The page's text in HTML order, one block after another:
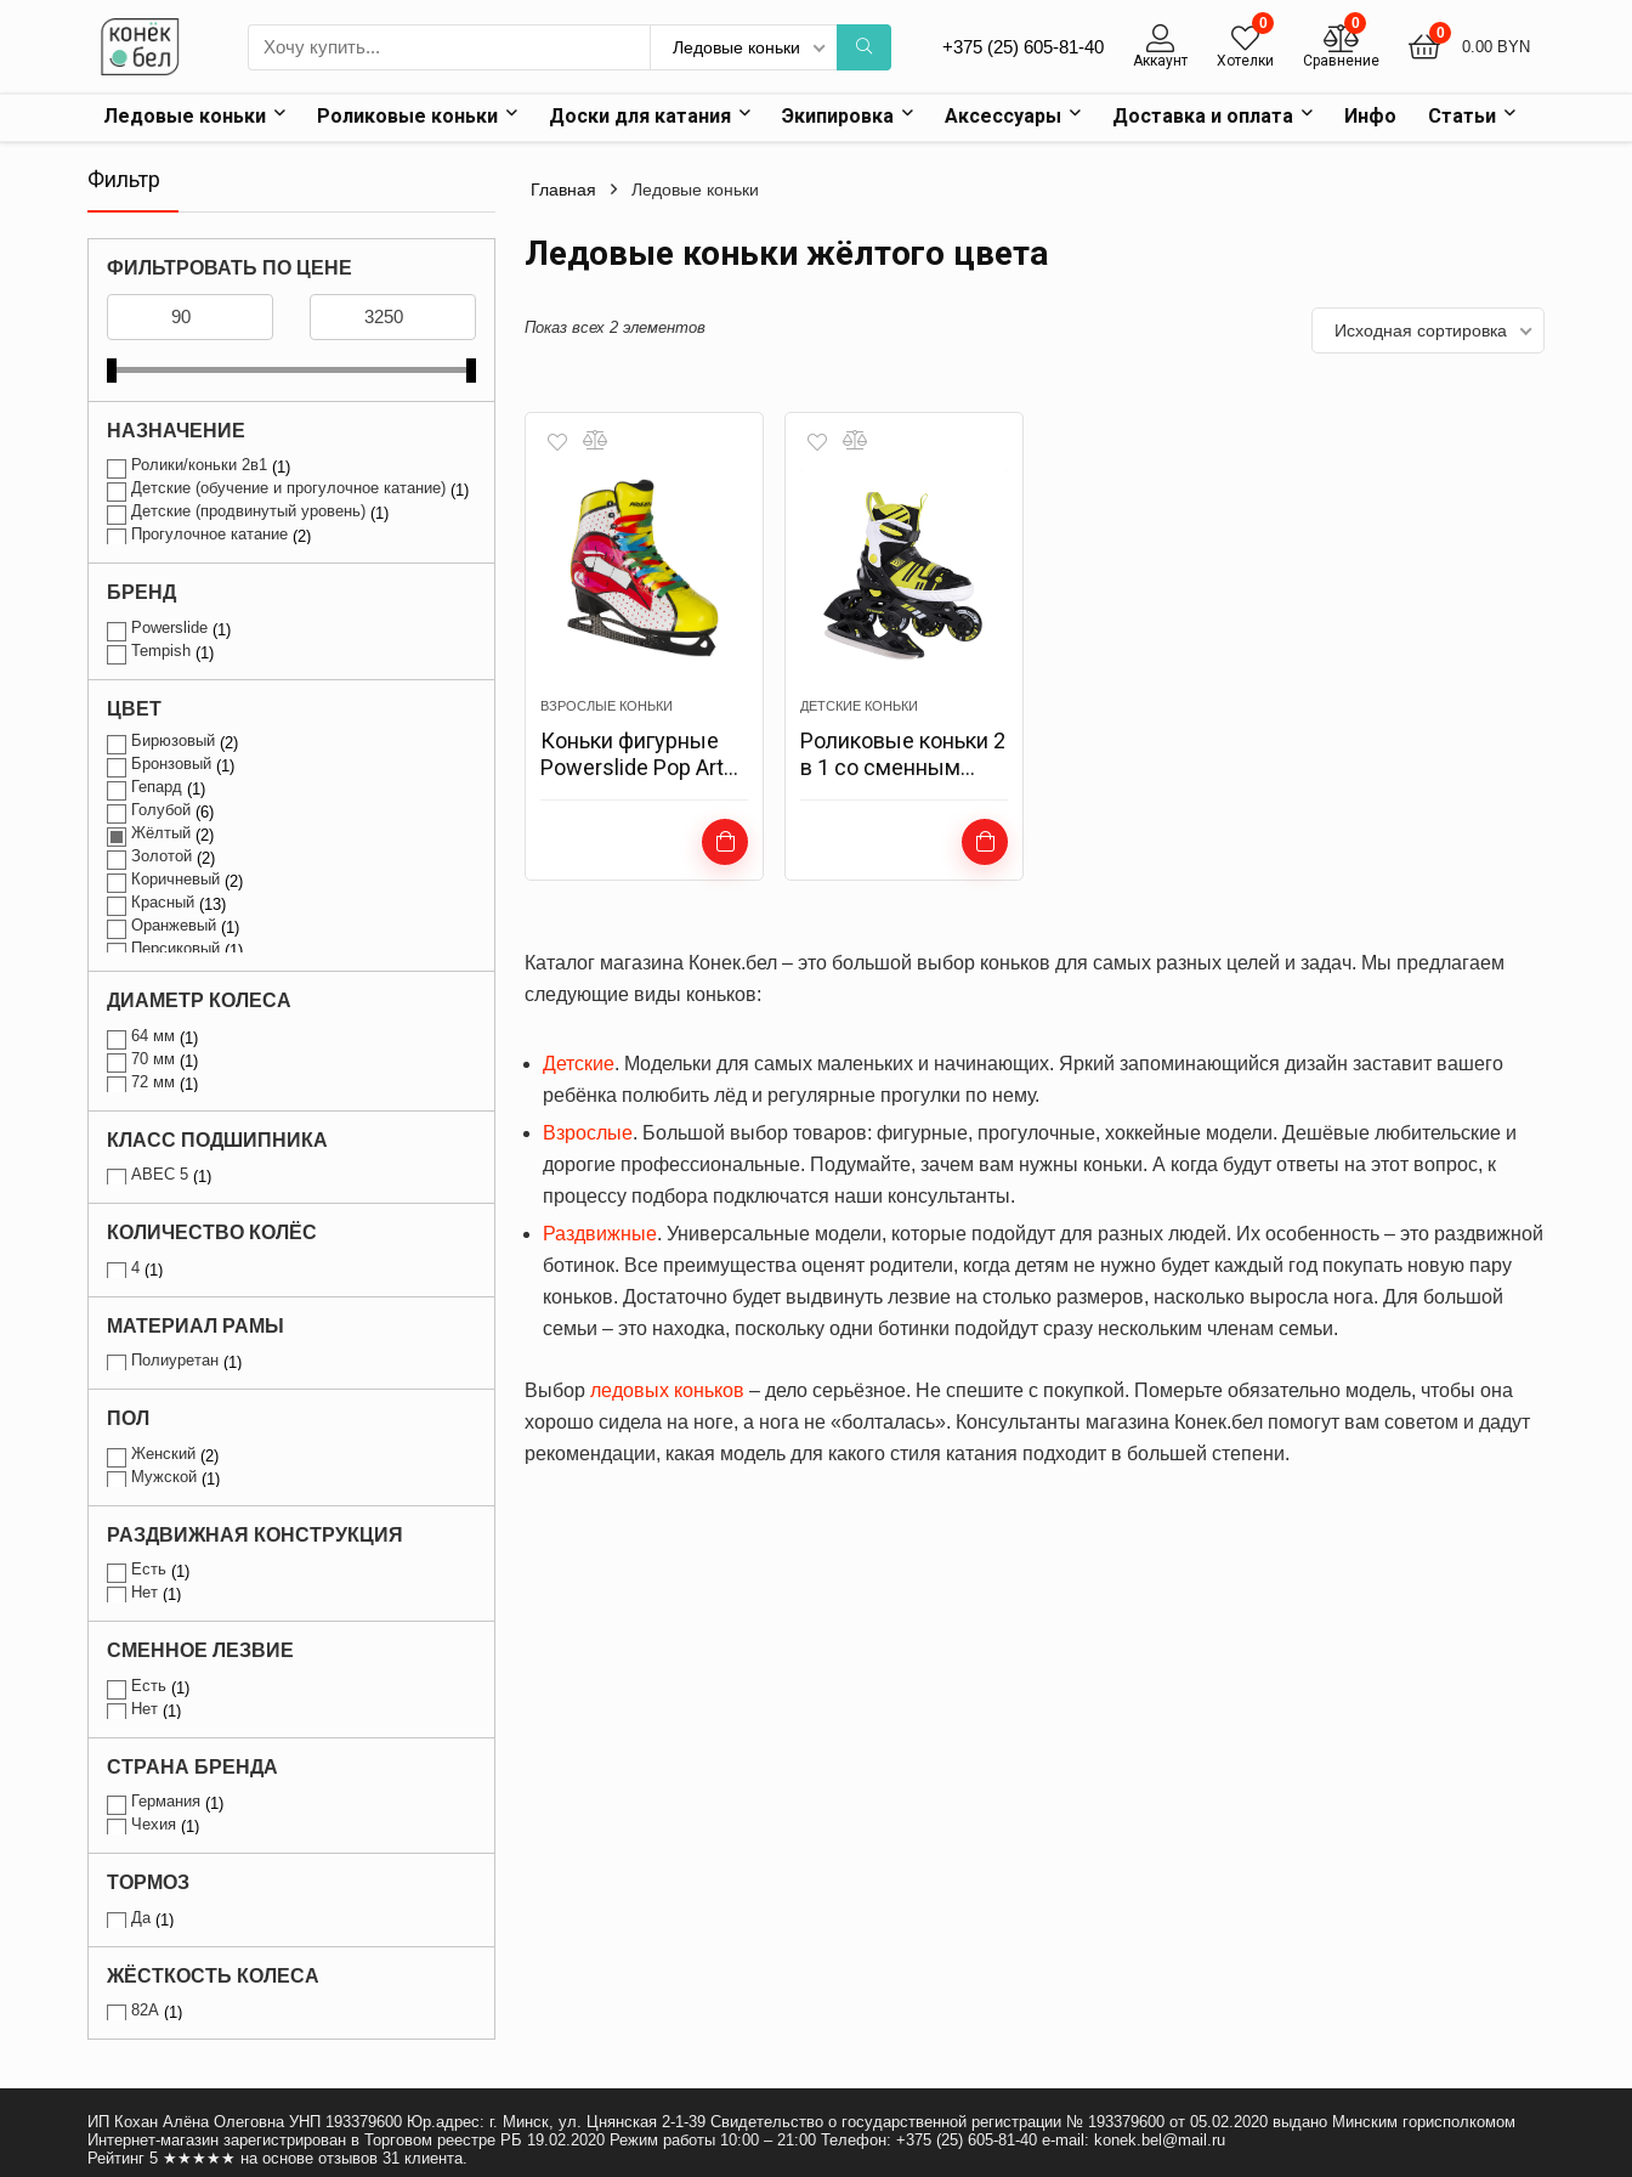
Ледовые коньки +375 (25) 605-81-40
Аккаунт
0
Хотелки
0
Сравнение
0
0.00 BYN
Ледовые коньки Роликовые коньки Доски для катания Экипировка Аксессуары Доставка и оплата Инфо Статьи
Главная Ледовые коньки
Ледовые коньки жёлтого цвета
Показ всех 2 элементов Исходная сортировка
ВЗРОСЛЫЕ КОНЬКИ
Коньки фигурные
Powerslide Pop Art
ДЕТСКИЕ КОНЬКИ
Роликовые коньки 2
в 1 со сменным
Каталог магазина Конек.бел – это большой выбор коньков для самых разных целей и задач. Мы предлагаем
следующие виды коньков:
Детские. Модельки для самых маленьких и начинающих. Яркий запоминающийся дизайн заставит вашего
ребёнка полюбить лёд и регулярные прогулки по нему.
Взрослые. Большой выбор товаров: фигурные, прогулочные, хоккейные модели. Дешёвые любительские и
дорогие профессиональные. Подумайте, зачем вам нужны коньки. А когда будут ответы на этот вопрос, к
процессу подбора подключатся наши консультанты.
Раздвижные. Универсальные модели, которые подойдут для разных людей. Их особенность – это раздвижной
ботинок. Все преимущества оценят родители, когда детям не нужно будет каждый год покупать новую пару
коньков. Достаточно будет выдвинуть лезвие на столько размеров, насколько выросла нога. Для большой
семьи – это находка, поскольку одни ботинки подойдут сразу нескольким членам семьи.
Выбор ледовых коньков – дело серьёзное. Не спешите с покупкой. Померьте обязательно модель, чтобы она
хорошо сидела на ноге, а нога не «болталась». Консультанты магазина Конек.бел помогут вам советом и дадут
рекомендации, какая модель для какого стиля катания подходит в большей степени.
Фильтр
ФИЛЬТРОВАТЬ ПО ЦЕНЕ
НАЗНАЧЕНИЕ
Ролики/коньки 2в1 1
Детские (обучение и прогулочное катание) 1
Детские (продвинутый уровень) 1
Прогулочное катание 2
БРЕНД
Powerslide 1
Tempish 1
ЦВЕТ
Белый
Бирюзовый 2
Бронзовый 1
Гепард 1
Голубой 6
Жёлтый 2
Золотой 2
Коричневый 2
Красный 13
Оранжевый 1
Персиковый 1
Розовый 20
Серый 27
Фиолетовый
Чёрный 230
ДИАМЕТР КОЛЕСА
64 мм
1
70 мм
1
72 мм
1
КЛАСС ПОДШИПНИКА
ABEC 5 1
КОЛИЧЕСТВО КОЛЁС
4 1
МАТЕРИАЛ РАМЫ
Полиуретан 1
ПОЛ
Женский 2
Мужской 1
РАЗДВИЖНАЯ КОНСТРУКЦИЯ
Есть 1
Нет 1
СМЕННОЕ ЛЕЗВИЕ
Есть 1
Нет 1
СТРАНА БРЕНДА
Германия 1
Чехия 1
ТОРМОЗ
Да 1
ЖЁСТКОСТЬ КОЛЕСА
82A 1
ИП Кохан Алёна Олеговна УНП 193379600 Юр.адрес: г. Минск, ул. Цнянская 2-1-39 Свидетельство о государственной регистрации № 193379600 от 05.02.2020 выдано Минским горисполкомом
Интернет-магазин зарегистрирован в Торговом реестре РБ 19.02.2020 Режим работы 10:00 – 21:00 Телефон: +375 (25) 605-81-40 e-mail: konek.bel@mail.ru
Рейтинг 5 ★★★★★ на основе отзывов 31 клиента.